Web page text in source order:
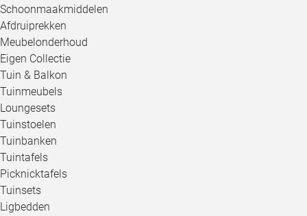
Schoonmaakmiddelen
Afdruiprekken
Meubelonderhoud
Eigen Collectie
Tuin & Balkon
Tuinmeubels
Loungesets
Tuinstoelen
Tuinbanken
Tuintafels
Picknicktafels
Tuinsets
Ligbedden